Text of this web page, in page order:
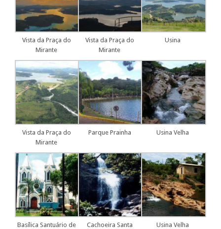
Vista da Praça do
Mirante
Vista da Praça do
Mirante
Usina
Vista da Praça do
Mirante
Parque Prainha Usina Velha
Basílica Santuário de Cachoeira Santa Usina Velha